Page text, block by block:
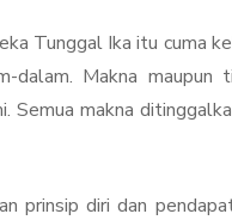
Tunggal Ika itu cuma
Makna maupun
Semua makna
prinsip diri dan